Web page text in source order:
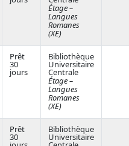
Étage –
Langues
Romanes
(XE)
Prêt
30
jours
Bibliothèque
Universitaire
Centrale
Étage –
Langues
Romanes
(XE)
Prêt
30
Bibliothèque
Universitaire